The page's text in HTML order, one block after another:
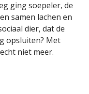
ging soepeler, de
samen lachen en
dier, dat de
opsluiten? Met
niet meer.